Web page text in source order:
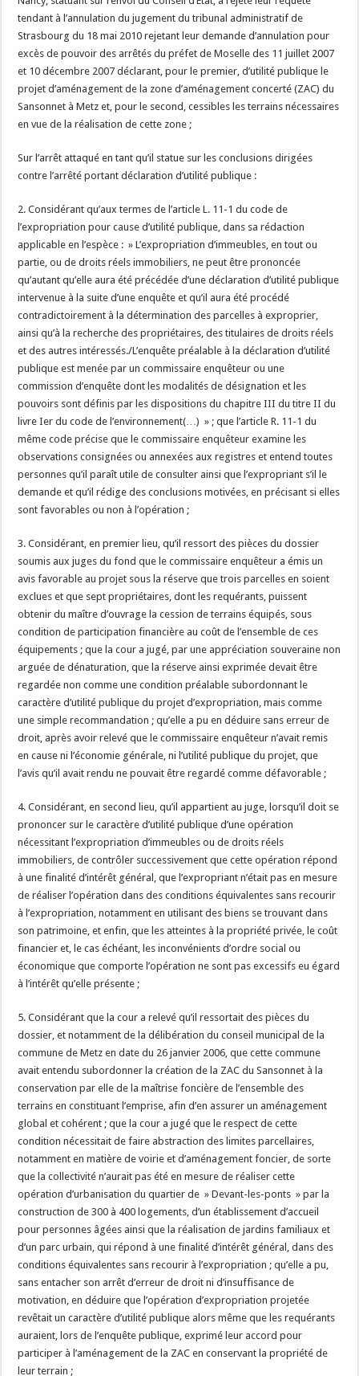
tendant à l’annulation du jugement du tribunal administratif de
Strasbourg du 18 mai 2010 rejetant leur demande d’annulation pour
excès de pouvoir des arrêtés du préfet de Moselle des 11 juillet 2007
et 10 décembre 2007 déclarant, pour le premier, d’utilité publique le
projet d’aménagement de la zone d’aménagement concerté (ZAC) du
Sansonnet à Metz et, pour le second, cessibles les terrains nécessaires
en vue de la réalisation de cette zone ;
Sur l’arrêt attaqué en tant qu’il statue sur les conclusions dirigées
contre l’arrêté portant déclaration d’utilité publique :
2. Considérant qu’aux termes de l’article L. 11-1 du code de
l’expropriation pour cause d’utilité publique, dans sa rédaction
applicable en l’espèce : » L’expropriation d’immeubles, en tout ou
partie, ou de droits réels immobiliers, ne peut être prononcée
qu’autant qu’elle aura été précédée d’une déclaration d’utilité publique
intervenue à la suite d’une enquête et qu’il aura été procédé
contradictoirement à la détermination des parcelles à exproprier,
ainsi qu’à la recherche des propriétaires, des titulaires de droits réels
et des autres intéressés./L’enquête préalable à la déclaration d’utilité
publique est menée par un commissaire enquêteur ou une
commission d’enquête dont les modalités de désignation et les
pouvoirs sont définis par les dispositions du chapitre III du titre II du
livre Ier du code de l’environnement(…) » ; que l’article R. 11-1 du
même code précise que le commissaire enquêteur examine les
observations consignées ou annexées aux registres et entend toutes
personnes qu’il paraît utile de consulter ainsi que l’expropriant s’il le
demande et qu’il rédige des conclusions motivées, en précisant si elles
sont favorables ou non à l’opération ;
3. Considérant, en premier lieu, qu’il ressort des pièces du dossier
soumis aux juges du fond que le commissaire enquêteur a émis un
avis favorable au projet sous la réserve que trois parcelles en soient
exclues et que sept propriétaires, dont les requérants, puissent
obtenir du maître d’ouvrage la cession de terrains équipés, sous
condition de participation financière au coût de l’ensemble de ces
équipements ; que la cour a jugé, par une appréciation souveraine non
arguée de dénaturation, que la réserve ainsi exprimée devait être
regardée non comme une condition préalable subordonnant le
caractère d’utilité publique du projet d’expropriation, mais comme
une simple recommandation ; qu’elle a pu en déduire sans erreur de
droit, après avoir relevé que le commissaire enquêteur n’avait remis
en cause ni l’économie générale, ni l’utilité publique du projet, que
l’avis qu’il avait rendu ne pouvait être regardé comme défavorable ;
4. Considérant, en second lieu, qu’il appartient au juge, lorsqu’il doit se
prononcer sur le caractère d’utilité publique d’une opération
nécessitant l’expropriation d’immeubles ou de droits réels
immobiliers, de contrôler successivement que cette opération répond
à une finalité d’intérêt général, que l’expropriant n’était pas en mesure
de réaliser l’opération dans des conditions équivalentes sans recourir
à l’expropriation, notamment en utilisant des biens se trouvant dans
son patrimoine, et enfin, que les atteintes à la propriété privée, le coût
financier et, le cas échéant, les inconvénients d’ordre social ou
économique que comporte l’opération ne sont pas excessifs eu égard
à l’intérêt qu’elle présente ;
5. Considérant que la cour a relevé qu’il ressortait des pièces du
dossier, et notamment de la délibération du conseil municipal de la
commune de Metz en date du 26 janvier 2006, que cette commune
avait entendu subordonner la création de la ZAC du Sansonnet à la
conservation par elle de la maîtrise foncière de l’ensemble des
terrains en constituant l’emprise, afin d’en assurer un aménagement
global et cohérent ; que la cour a jugé que le respect de cette
condition nécessitait de faire abstraction des limites parcellaires,
notamment en matière de voirie et d’aménagement foncier, de sorte
que la collectivité n’aurait pas été en mesure de réaliser cette
opération d’urbanisation du quartier de » Devant-les-ponts » par la
construction de 300 à 400 logements, d’un établissement d’accueil
pour personnes âgées ainsi que la réalisation de jardins familiaux et
d’un parc urbain, qui répond à une finalité d’intérêt général, dans des
conditions équivalentes sans recourir à l’expropriation ; qu’elle a pu,
sans entacher son arrêt d’erreur de droit ni d’insuffisance de
motivation, en déduire que l’opération d’expropriation projetée
revêtait un caractère d’utilité publique alors même que les requérants
auraient, lors de l’enquête publique, exprimé leur accord pour
participer à l’aménagement de la ZAC en conservant la propriété de
leur terrain ;